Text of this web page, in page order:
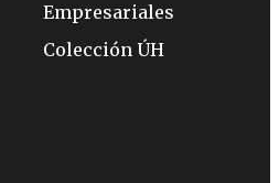
Empresariales
Colección ÚH